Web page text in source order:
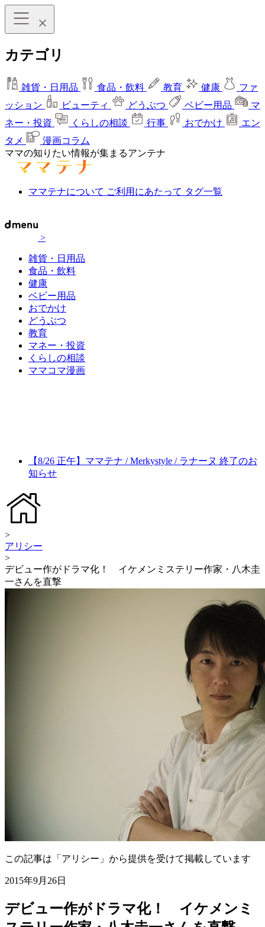
カテゴリ
雑貨・日用品 食品・飲料 教育 健康
ファ
ッション
ビューティ どうぶつ ベビー用品
マ
ネー・投資
くらしの相談 行事 おでかけ
エン
タメ
漫画コラム
ママの知りたい情報が集まるアンテナ
ママテナについて ご利用にあたって タグ一覧
>
雑貨・日用品
食品・飲料
健康
ベビー用品
おでかけ
どうぶつ
教育
マネー・投資
くらしの相談
ママコマ漫画
【8/26 正午】ママテナ / Merkystyle / ラナーヌ 終了のお
知らせ
>
アリシー
>
デビュー作がドラマ化！ イケメンミステリー作家・八木圭
一さんを直撃
この記事は「アリシー」から提供を受けて掲載しています
2015年9月26日
デビュー作がドラマ化！ イケメンミ